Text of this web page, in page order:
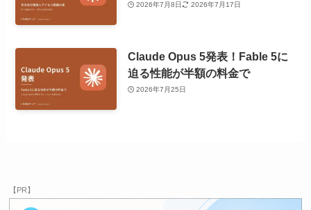
2026年7月8日 2026年7月17日
Claude Opus 5発表！Fable 5に
迫る性能が半額の料金で
2026年7月25日
【PR】